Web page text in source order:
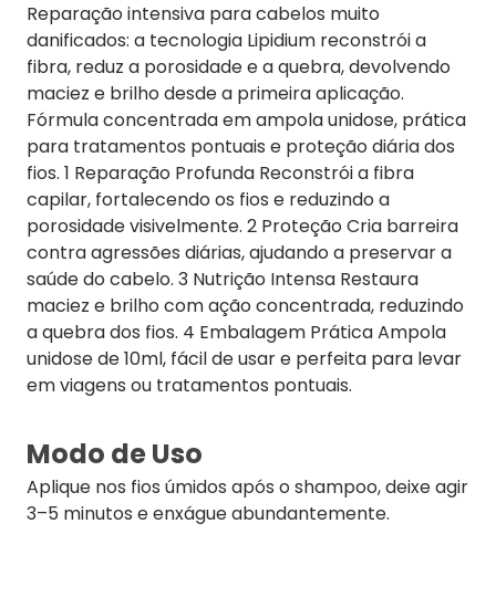
Reparação intensiva para cabelos muito
danificados: a tecnologia Lipidium reconstrói a
fibra, reduz a porosidade e a quebra, devolvendo
maciez e brilho desde a primeira aplicação.
Fórmula concentrada em ampola unidose, prática
para tratamentos pontuais e proteção diária dos
fios. 1 Reparação Profunda Reconstrói a fibra
capilar, fortalecendo os fios e reduzindo a
porosidade visivelmente. 2 Proteção Cria barreira
contra agressões diárias, ajudando a preservar a
saúde do cabelo. 3 Nutrição Intensa Restaura
maciez e brilho com ação concentrada, reduzindo
a quebra dos fios. 4 Embalagem Prática Ampola
unidose de 10ml, fácil de usar e perfeita para levar
em viagens ou tratamentos pontuais.
Modo de Uso
Aplique nos fios úmidos após o shampoo, deixe agir
3–5 minutos e enxágue abundantemente.